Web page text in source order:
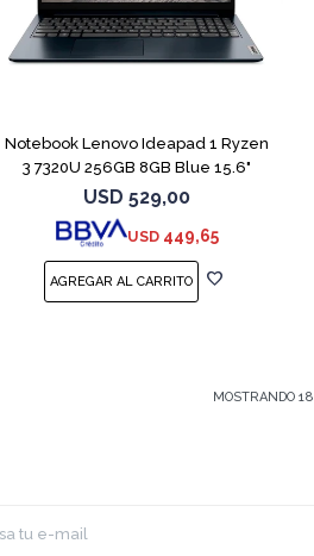
Notebook Lenovo Ideapad 1 Ryzen
3 7320U 256GB 8GB Blue 15.6"
USD 529,00
USD 449,65
MOSTRANDO18